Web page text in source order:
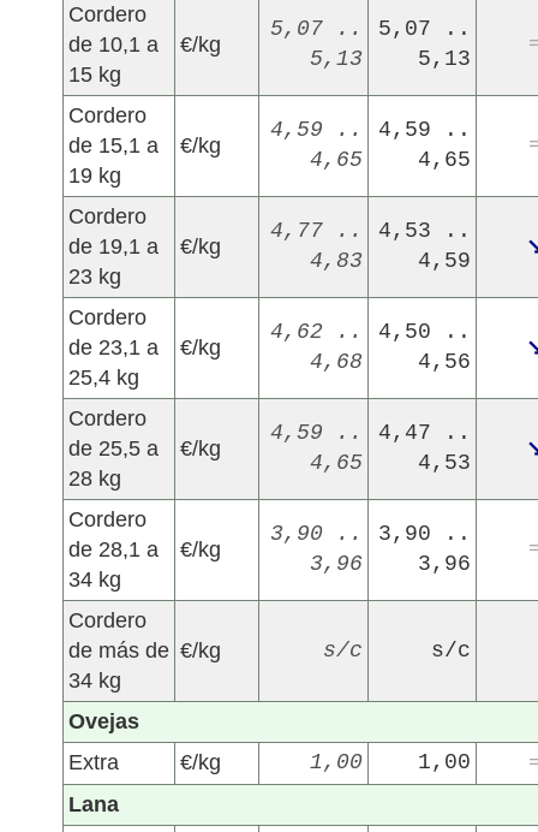
Cordero
de 10,1 a
15 kg
€/kg
5,07 ..
5,13
5,07 ..
5,13
Cordero
de 15,1 a
19 kg
€/kg
4,59 ..
4,65
4,59 ..
4,65
Cordero
de 19,1 a
23 kg
€/kg
4,77 ..
4,83
4,53 ..
4,59
Cordero
de 23,1 a
25,4 kg
€/kg
4,62 ..
4,68
4,50 ..
4,56
Cordero
de 25,5 a
28 kg
€/kg
4,59 ..
4,65
4,47 ..
4,53
Cordero
de 28,1 a
34 kg
€/kg
3,90 ..
3,96
3,90 ..
3,96
Cordero
de más de
34 kg
€/kg s/c s/c
Ovejas
Extra
€/kg 1,00 1,00
Lana